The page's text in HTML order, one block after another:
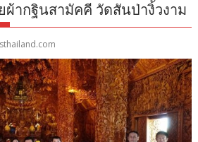
ผ้ากฐินสามัคคี วัดสันป่างิ้วงาม